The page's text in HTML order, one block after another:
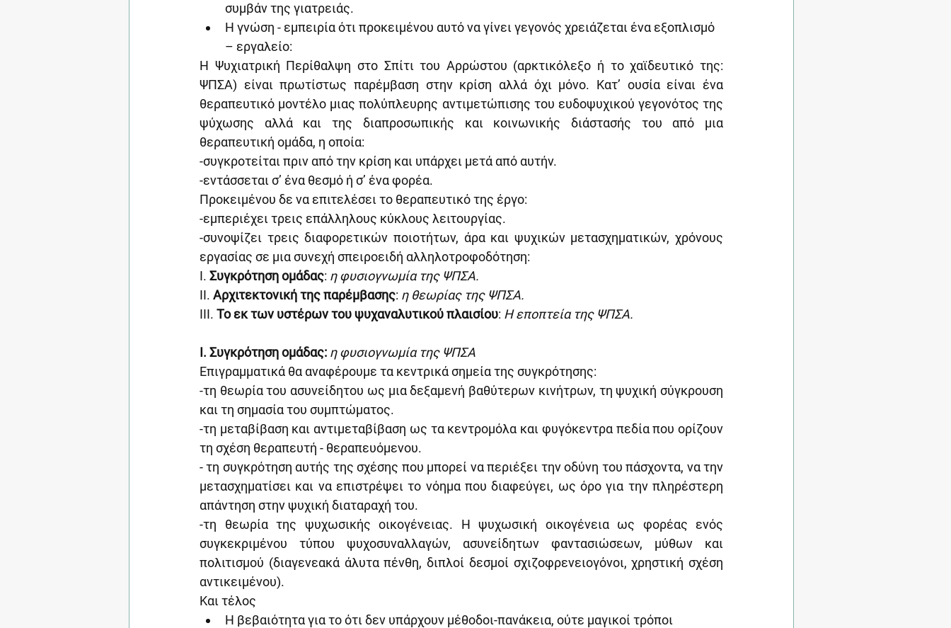
συμβάν της γιατρειάς.
Η γνώση - εμπειρία ότι προκειμένου αυτό να γίνει γεγονός χρειάζεται ένα εξοπλισμό
– εργαλείο:
Η Ψυχιατρική Περίθαλψη στο Σπίτι του Αρρώστου (αρκτικόλεξο ή το χαϊδευτικό της:
ΨΠΣΑ) είναι πρωτίστως παρέμβαση στην κρίση αλλά όχι μόνο. Κατ’ ουσία είναι ένα
θεραπευτικό μοντέλο μιας πολύπλευρης αντιμετώπισης του ευδοψυχικού γεγονότος της
ψύχωσης αλλά και της διαπροσωπικής και κοινωνικής διάστασής του από μια
θεραπευτική ομάδα, η οποία:
-συγκροτείται πριν από την κρίση και υπάρχει μετά από αυτήν.
-εντάσσεται σ’ ένα θεσμό ή σ’ ένα φορέα.
Προκειμένου δε να επιτελέσει το θεραπευτικό της έργο:
-εμπεριέχει τρεις επάλληλους κύκλους λειτουργίας.
-συνοψίζει τρεις διαφορετικών ποιοτήτων, άρα και ψυχικών μετασχηματικών, χρόνους
εργασίας σε μια συνεχή σπειροειδή αλληλοτροφοδότηση:
Ι. Συγκρότηση ομάδας: η φυσιογνωμία της ΨΠΣΑ.
ΙΙ. Αρχιτεκτονική της παρέμβασης: η θεωρίας της ΨΠΣΑ.
ΙΙΙ. Το εκ των υστέρων του ψυχαναλυτικού πλαισίου: Η εποπτεία της ΨΠΣΑ.
Ι. Συγκρότηση ομάδας: η φυσιογνωμία της ΨΠΣΑ
Επιγραμματικά θα αναφέρουμε τα κεντρικά σημεία της συγκρότησης:
-τη θεωρία του ασυνείδητου ως μια δεξαμενή βαθύτερων κινήτρων, τη ψυχική σύγκρουση
και τη σημασία του συμπτώματος.
-τη μεταβίβαση και αντιμεταβίβαση ως τα κεντρομόλα και φυγόκεντρα πεδία που ορίζουν
τη σχέση θεραπευτή - θεραπευόμενου.
- τη συγκρότηση αυτής της σχέσης που μπορεί να περιέξει την οδύνη του πάσχοντα, να την
μετασχηματίσει και να επιστρέψει το νόημα που διαφεύγει, ως όρο για την πληρέστερη
απάντηση στην ψυχική διαταραχή του.
-τη θεωρία της ψυχωσικής οικογένειας. Η ψυχωσική οικογένεια ως φορέας ενός
συγκεκριμένου τύπου ψυχοσυναλλαγών, ασυνείδητων φαντασιώσεων, μύθων και
πολιτισμού (διαγενεακά άλυτα πένθη, διπλοί δεσμοί σχιζοφρενειογόνοι, χρηστική σχέση
αντικειμένου).
Και τέλος
Η βεβαιότητα για το ότι δεν υπάρχουν μέθοδοι-πανάκεια, ούτε μαγικοί τρόποι